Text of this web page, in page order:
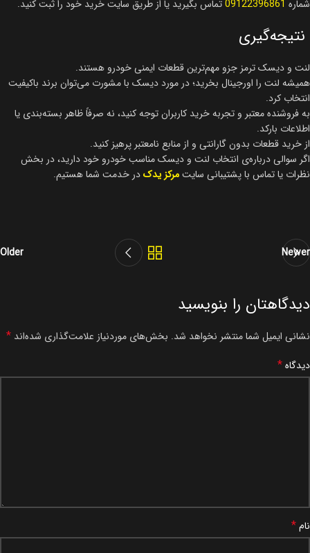
شماره 09122396861تماس بگیرید یا از طریق سایت خرید خود را ثبت کنید.
نتیجه‌گیری
لنت و دیسک ترمز جزو مهم‌ترین قطعات ایمنی خودرو هستند.
همیشه لنت را اورجینال بخرید؛ در مورد دیسک با مشورت می‌توان برند باکیفیت
انتخاب کرد.
به فروشنده معتبر و تجربه خرید کاربران توجه کنید، نه صرفاً ظاهر بسته‌بندی یا
اطلاعات بارکد.
از خرید قطعات بدون گارانتی و از منابع نامعتبر پرهیز کنید.
اگر سوالی درباره‌ی انتخاب لنت و دیسک مناسب خودرو خود دارید، در بخش
نظرات یا تماس با پشتیبانی سایتمرکز یدکدر خدمت شما هستیم.
Newer
Older
دیدگاهتان را بنویسید
نشانی ایمیل شما منتشر نخواهد شد. بخش‌های موردنیاز علامت‌گذاری شده‌اند *
دیدگاه*
نام*